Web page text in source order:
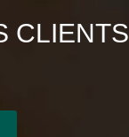
CLIENTS